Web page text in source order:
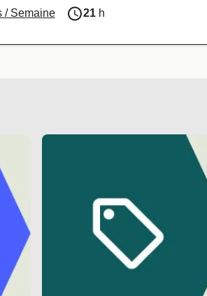
/ Semaine 21h